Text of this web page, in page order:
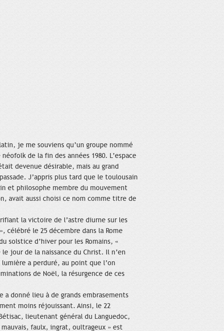
je me souviens qu’un groupe nommé
de la fin des années 1980. L’espace
devenue désirable, mais au grand
J’appris plus tard que le toulousain
et philosophe membre du mouvement
avait aussi choisi ce nom comme titre de
la victoire de l’astre diurne sur les
le 25 décembre dans la Rome
solstice d’hiver pour les Romains, «
jour de la naissance du Christ. Il n’en
a perduré, au point que l’on
de Noël, la résurgence de ces
a donné lieu à de grands embrasements
moins réjouissant. Ainsi, le 22
lieutenant général du Languedoc,
faulx, ingrat, oultrageux » est